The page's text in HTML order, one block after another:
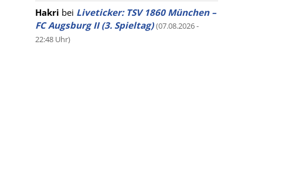
Hakri bei Liveticker: TSV 1860 München –
FC Augsburg II (3. Spieltag) (07.08.2026 -
22:48 Uhr)